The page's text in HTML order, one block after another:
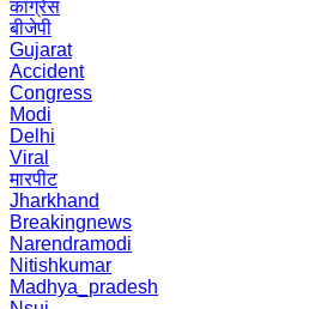
कांग्रेस
बीजेपी
Gujarat
Accident
Congress
Modi
Delhi
Viral
मारपीट
Jharkhand
Breakingnews
Narendramodi
Nitishkumar
Madhya_pradesh